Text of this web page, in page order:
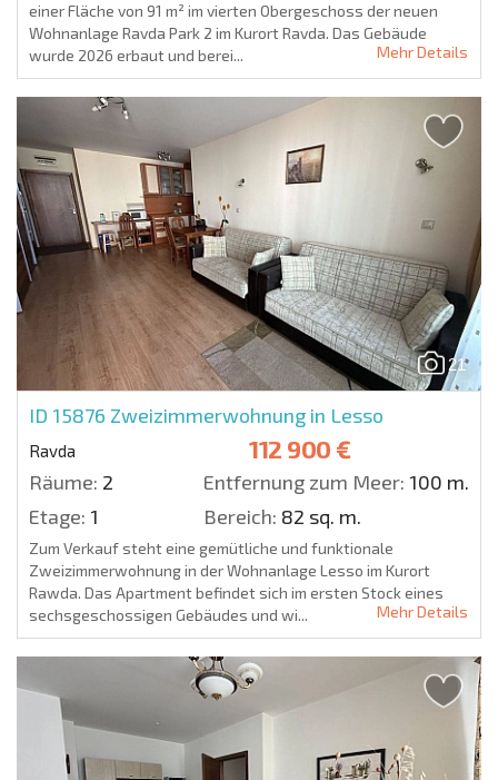
einer Fläche von 91 m² im vierten Obergeschoss der neuen
Wohnanlage Ravda Park 2 im Kurort Ravda. Das Gebäude
wurde 2026 erbaut und berei...
Mehr Details
21
ID 15876 Zweizimmerwohnung in Lesso
Ravda 112 900 €
Räume: 2 Entfernung zum Meer: 100 m.
Etage: 1 Bereich: 82 sq. m.
Zum Verkauf steht eine gemütliche und funktionale
Zweizimmerwohnung in der Wohnanlage Lesso im Kurort
Rawda. Das Apartment befindet sich im ersten Stock eines
sechsgeschossigen Gebäudes und wi...
Mehr Details